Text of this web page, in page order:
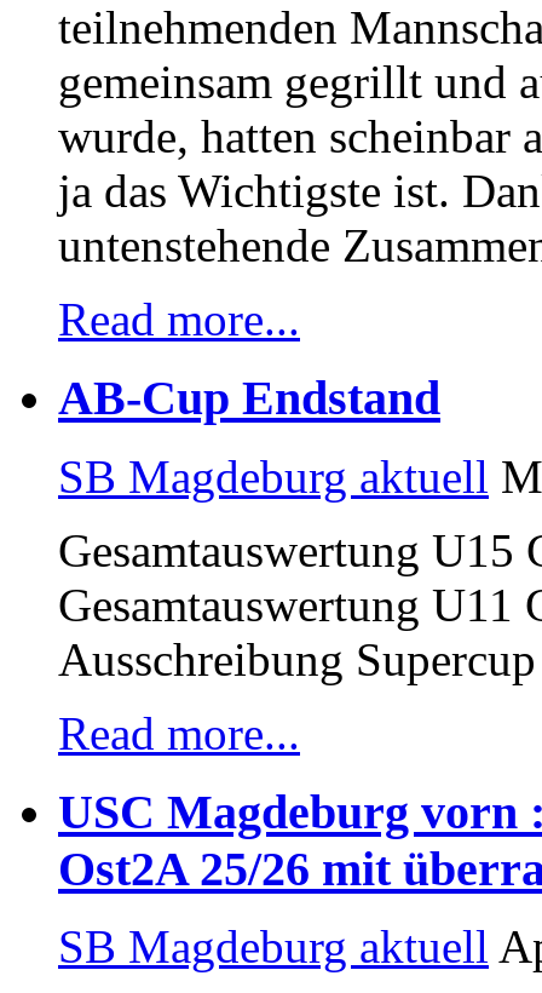
teilnehmenden
gemeinsam gegrillt und
wurde, hatten scheinbar
ja das Wichtigste ist.
untenstehende
Read more...
AB-Cup Endstand
SB Magdeburg aktuell
Gesamtauswertung U15
Gesamtauswertung U11
Ausschreibung
Read more...
USC Magdeburg vorn
Ost2A 25/26 mit
SB Magdeburg aktuell